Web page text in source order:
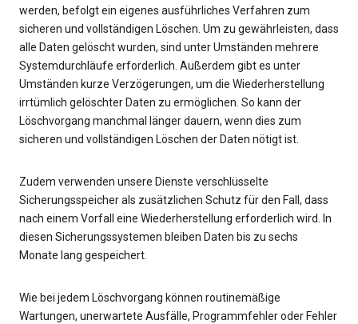
werden, befolgt ein eigenes ausführliches Verfahren zum
sicheren und vollständigen Löschen. Um zu gewährleisten, dass
alle Daten gelöscht wurden, sind unter Umständen mehrere
Systemdurchläufe erforderlich. Außerdem gibt es unter
Umständen kurze Verzögerungen, um die Wiederherstellung
irrtümlich gelöschter Daten zu ermöglichen. So kann der
Löschvorgang manchmal länger dauern, wenn dies zum
sicheren und vollständigen Löschen der Daten nötigt ist.
Zudem verwenden unsere Dienste verschlüsselte
Sicherungsspeicher als zusätzlichen Schutz für den Fall, dass
nach einem Vorfall eine Wiederherstellung erforderlich wird. In
diesen Sicherungssystemen bleiben Daten bis zu sechs
Monate lang gespeichert.
Wie bei jedem Löschvorgang können routinemäßige
Wartungen, unerwartete Ausfälle, Programmfehler oder Fehler